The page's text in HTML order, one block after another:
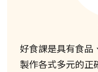
好食課是具有食品
製作各式多元的正